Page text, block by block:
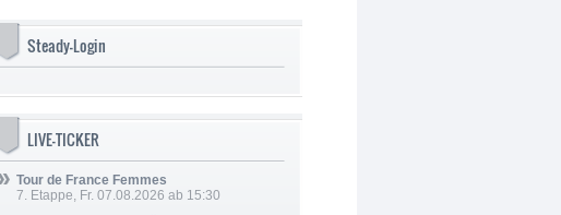
Steady-Login
LIVE-TICKER
Tour de France Femmes
7. Etappe, Fr. 07.08.2026 ab 15:30